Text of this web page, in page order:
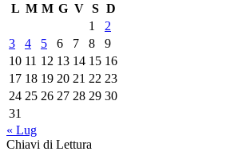
L M M G V S D
1
2
3
4 5 6 7 8
9
10 11 12 13 14 15 16
17 18 19 20 21 22 23
24 25 26 27 28 29 30
31
« Lug
Chiavi di Lettura